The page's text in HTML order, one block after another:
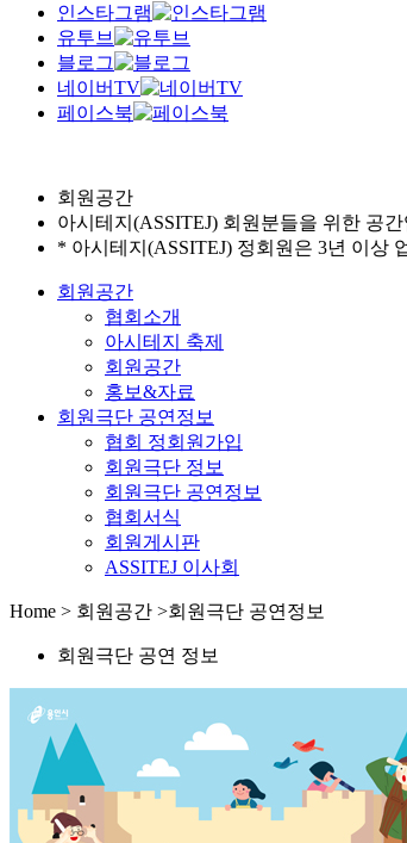
인스타그램
유투브
블로그
네이버TV
페이스북
회원공간
아시테지(ASSITEJ) 회원분들을 위한 공
* 아시테지(ASSITEJ) 정회원은 3년 이상
회원공간
협회소개
아시테지 축제
회원공간
홍보&자료
회원극단 공연정보
협회 정회원가입
회원극단 정보
회원극단 공연정보
협회서식
회원게시판
ASSITEJ 이사회
Home > 회원공간 >회원극단 공연정보
회원극단 공연 정보